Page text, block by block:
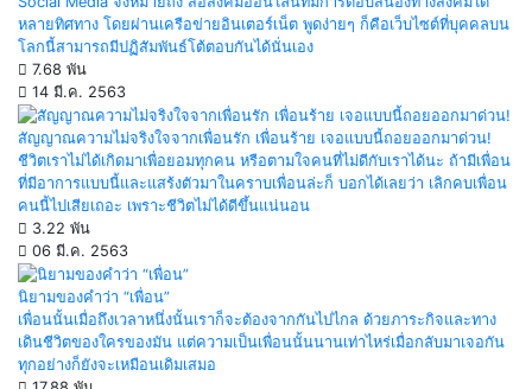
หลายทิศทาง โดยผ่านเครือข่ายอินเตอร์เน็ต พูดง่ายๆ ก็คือเว็บไซต์ที่บุคคลบน
โลกนี้สามารถมีปฏิสัมพันธ์โต้ตอบกันได้นั่นเอง
7.68 พัน
14 มี.ค. 2563
สัญญาณความไม่จริงใจจากเพื่อนรัก เพื่อนร้าย เจอแบบนี้ถอยออกมาด่วน!
ชีวิตเราไม่ได้เกิดมาเพื่อยอมทุกคน หรือตามใจคนที่ไม่ดีกับเราได้นะ ถ้ามีเพื่อน
ที่มีอาการแบบนี้และแสร้งตัวมาในคราบเพื่อนล่ะก็ บอกได้เลยว่า เลิกคบเพื่อน
คนนี้ไปเสียเถอะ เพราะชีวิตไม่ได้ดีขึ้นแน่นอน
3.22 พัน
06 มี.ค. 2563
นิยามของคำว่า “เพื่อน”
เพื่อนนั้นเมื่อถึงเวลาหนึ่งนั้นเราก็จะต้องจากกันไปไกล ด้วยภาระกิจและทาง
เดินชีวิตของใครของมัน แต่ความเป็นเพื่อนนั้นนานเท่าไหร่เมื่อกลับมาเจอกัน
ทุกอย่างก็ยังจะเหมือนเดิมเสมอ